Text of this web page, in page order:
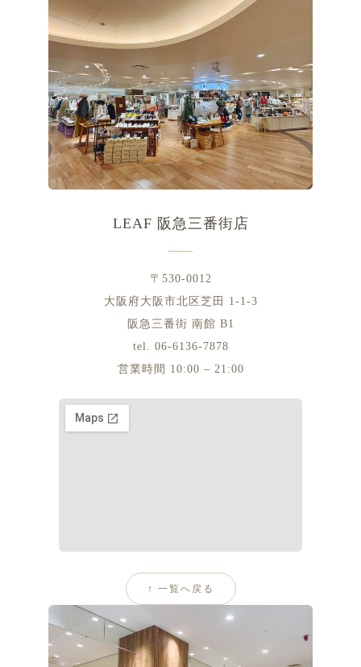
LEAF 阪急三番街店
〒530-0012
大阪府大阪市北区芝田 1-1-3
阪急三番街 南館 B1
tel. 06-6136-7878
営業時間 10:00 – 21:00
↑ 一覧へ戻る